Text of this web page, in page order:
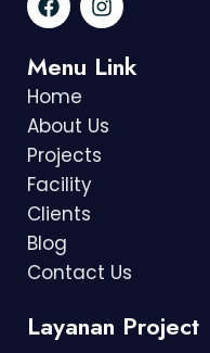
Menu Link
Home
About Us
Projects
Facility
Clients
Blog
Contact Us
Layanan Project